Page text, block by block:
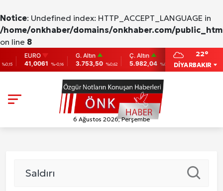
Notice: Undefined index: HTTP_ACCEPT_LANGUAGE in
/home/onkhaber/domains/onkhaber.com/
on line 8
EURO
41,0061 %-0,16
G. Altın
3.753,50 %0,62
Ç. Altın
5.982,04 %0,00
BIST
9.775
0
DİYARBAKIR
22°
6 Ağustos 2026, Perşembe